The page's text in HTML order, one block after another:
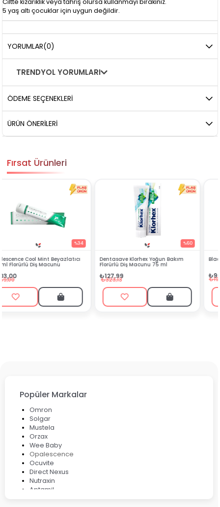
Ciltte kızarıklık veya tahriş olursa kullanmayı bırakınız.
5 yaş altı çocuklar için uygun değildir.
YORUMLAR(0)
TRENDYOL YORUMLARI
ÖDEME SEÇENEKLERI
ÜRÜN ÖNERILERI
Fırsat Ürünleri
Dentasave Klorhex Yoğun Bakım
Florürlü Diş Macunu 75 ml
₺127,99
Black Berry Bitkisel Sprey 25 ml
Popüler Markalar
Omron
Solgar
Mustela
Orzax
Wee Baby
Opalescence
Ocuvite
Direct Nexus
Nutraxin
Aptamil